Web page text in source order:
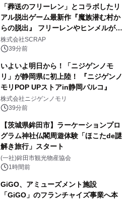
「葬送のフリーレン」とコラボしたリ
アル脱出ゲーム最新作『魔族潜む村か
らの脱出』 フリーレンやヒンメルが武
器を手に魔族を見据える描き下ろしメ
インビジュアル公開
株式会社SCRAP
39分前
いよいよ明日から！「ニジゲンノモ
リ」が静岡県に初上陸！ 『ニジゲンノ
モリPOP UPストアin静岡パルコ』
株式会社ニジゲンノモリ
39分前
【茨城県鉾田市】ラーケーションプロ
グラム神社仏閣周遊体験「ほこたde謎
解き旅行」スタート
(一社)鉾田市観光物産協会
1時間前
GiGO、アミューズメント施設
「GiGO」のフランチャイズ事業へ本